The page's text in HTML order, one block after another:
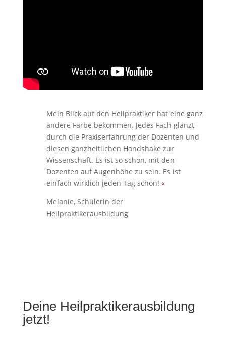
Mein Blick auf den Heilpraktiker hat eine ganz
andere Farbe bekommen. Jedes Fach glänzt
durch die Praxiserfahrung der Dozenten und
diesen ganzheitlichen Handshake zur
Wissenschaft. Es ist so schön, mit den
Dozenten auf Augenhöhe zu sein. Es ist
einfach wirklich jeden Tag schön! «
Melanie, Schülerin der
Heilpraktikerausbildung
Deine Heilpraktikerausbildung
jetzt!